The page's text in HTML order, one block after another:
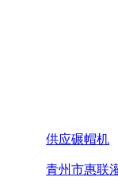
供应碾帽机
青州市惠联